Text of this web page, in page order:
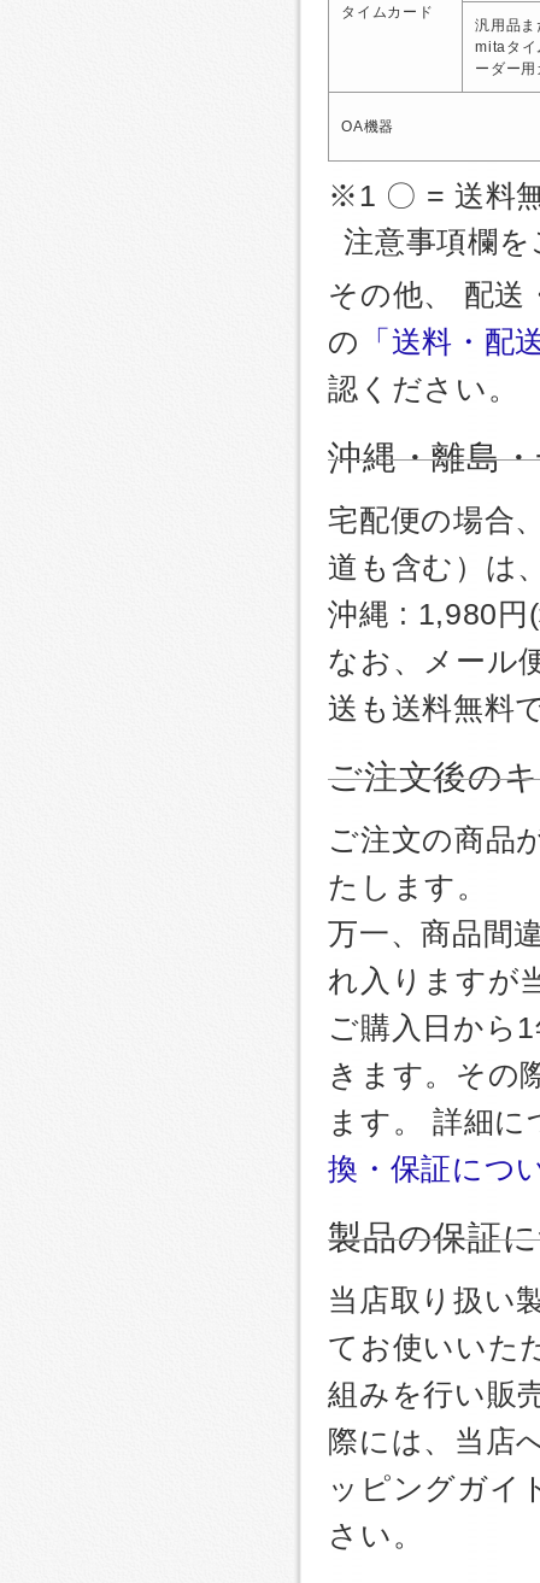
タイムカード
汎用品ま
mitaタイ
ーダー
OA機器
※1 〇 = 送料
注意事項欄
その他、 配送
の
「送料・配
認ください。
沖縄・離島
宅配便の場合
道も含む）は
沖縄 : 1,980円
なお、メール
送も送料無料
ご注文後の
ご注文の商品
たします。
万一、商品間
れ入りますが
ご購入日から
きます。その
ます。 詳細
換・保証につ
製品の保証
当店取り扱い
てお使いいた
組みを行い販
際には、当店
ッピングガイ
さい。